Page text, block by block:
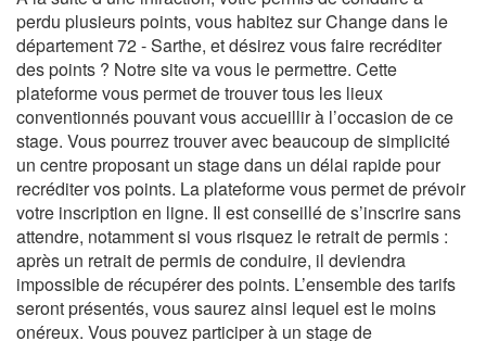
perdu plusieurs points, vous habitez sur Change dans le
département 72 - Sarthe, et désirez vous faire recréditer
des points ? Notre site va vous le permettre. Cette
plateforme vous permet de trouver tous les lieux
conventionnés pouvant vous accueillir à l’occasion de ce
stage. Vous pourrez trouver avec beaucoup de simplicité
un centre proposant un stage dans un délai rapide pour
recréditer vos points. La plateforme vous permet de prévoir
votre inscription en ligne. Il est conseillé de s’inscrire sans
attendre, notamment si vous risquez le retrait de permis :
après un retrait de permis de conduire, il deviendra
impossible de récupérer des points. L’ensemble des tarifs
seront présentés, vous saurez ainsi lequel est le moins
onéreux. Vous pouvez participer à un stage de